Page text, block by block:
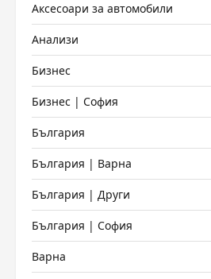
Аксесоари за автомобили
Анализи
Бизнес
Бизнес | София
България
България | Варна
България | Други
България | София
Варна